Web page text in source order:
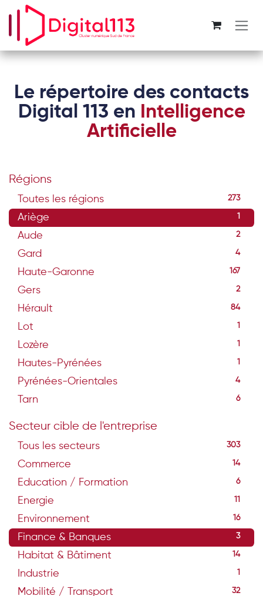
Se rendre au contenu
Le répertoire des contacts
Digital 113 en Intelligence
Artificielle
Régions
Toutes les régions 273
Ariège 1
Aude 2
Gard 4
Haute-Garonne 167
Gers 2
Hérault 84
Lot 1
Lozère 1
Hautes-Pyrénées 1
Pyrénées-Orientales 4
Tarn 6
Secteur cible de l'entreprise
Tous les secteurs 303
Commerce 14
Education / Formation 6
Energie 11
Environnement 16
Finance & Banques 3
Habitat & Bâtiment 14
Industrie 1
Mobilité / Transport 32